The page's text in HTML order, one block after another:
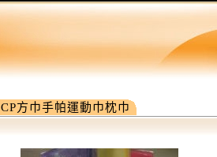
CP方巾手帕運動巾枕巾